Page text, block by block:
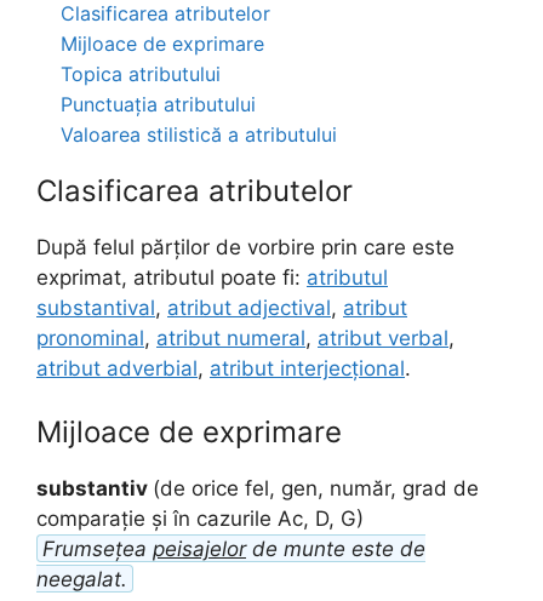
Clasificarea atributelor
Mijloace de exprimare
Topica atributului
Punctuația atributului
Valoarea stilistică a atributului
Clasificarea atributelor
După felul părților de vorbire prin care este
exprimat, atributul poate fi: atributul
substantival, atribut adjectival, atribut
pronominal, atribut numeral, atribut verbal,
atribut adverbial, atribut interjecțional.
Mijloace de exprimare
substantiv (de orice fel, gen, număr, grad de
comparație și în cazurile Ac, D, G)
Frumsețea peisajelorde munte este de
neegalat.